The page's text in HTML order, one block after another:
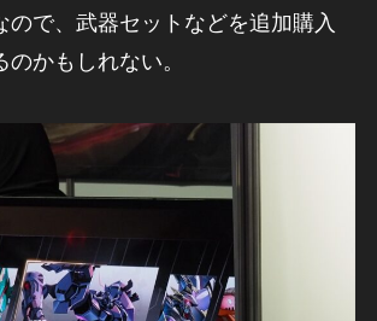
ので、武器セットなどを追加購入
かもしれない。